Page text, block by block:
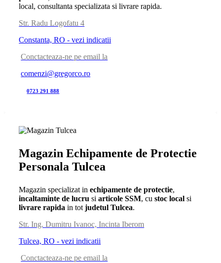
local, consultanta specializata si livrare rapida.
Str. Radu Logofatu 4
Constanta, RO - vezi indicatii
Conctacteaza-ne pe email la
comenzi@gregorco.ro
0723 291 888
Magazin Echipamente de Protectie
Personala Tulcea
Magazin specializat inechipamente de protectie,
incaltaminte de lucru siarticole SSM, cu stoc local si
livrare rapida in totjudetul Tulcea.
Str. Ing. Dumitru Ivanoc, Incinta Iberom
Tulcea, RO - vezi indicatii
Conctacteaza-ne pe email la